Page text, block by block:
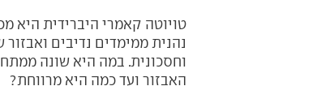
טויוטה קאמרי היברידית היא
נהנית ממימדים נדיבים
וחסכונית. במה היא שונה
האבזור ועד כמה היא מרווחת?